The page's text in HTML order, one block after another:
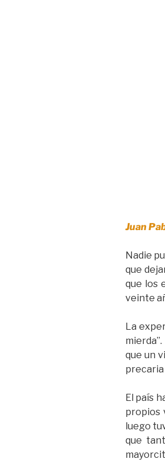
Juan
Nadie
que
que los
veinte
La
que un
precaria
El país
propios
luego
que